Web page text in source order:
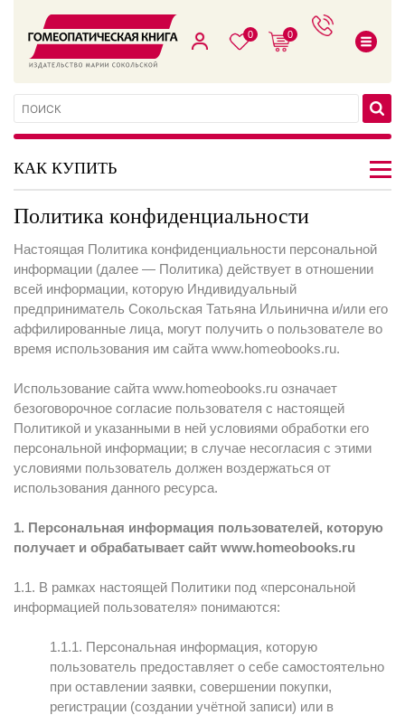
0 0
КАК КУПИТЬ
Политика конфиденциальности
Настоящая Политика конфиденциальности персональной
информации (далее — Политика) действует в отношении
всей информации, которую Индивидуальный
предприниматель Сокольская Татьяна Ильинична и/или его
аффилированные лица, могут получить о пользователе во
время использования им сайта www.homeobooks.ru.
Использование сайта www.homeobooks.ru означает
безоговорочное согласие пользователя с настоящей
Политикой и указанными в ней условиями обработки его
персональной информации; в случае несогласия с этими
условиями пользователь должен воздержаться от
использования данного ресурса.
1. Персональная информация пользователей, которую
получает и обрабатывает сайт www.homeobooks.ru
1.1. В рамках настоящей Политики под «персональной
информацией пользователя» понимаются:
1.1.1. Персональная информация, которую
пользователь предоставляет о себе самостоятельно
при оставлении заявки, совершении покупки,
регистрации (создании учётной записи) или в